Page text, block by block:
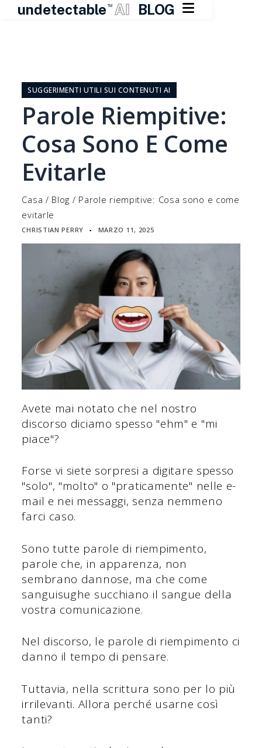
undetectable TM AI BLOG 
contenutoSUGGERIMENTI UTILI SUI CONTENUTI AI
Parole Riempitive:
Cosa Sono E Come
Evitarle
Casa / Blog / Parole riempitive: Cosa sono e come
evitarle
CHRISTIAN PERRY ▪ MARZO 11, 2025
Avete mai notato che nel nostro
discorso diciamo spesso "ehm" e "mi
piace"?
Forse vi siete sorpresi a digitare spesso
"solo", "molto" o "praticamente" nelle e-
mail e nei messaggi, senza nemmeno
farci caso.
Sono tutte parole di riempimento,
parole che, in apparenza, non
sembrano dannose, ma che come
sanguisughe succhiano il sangue della
vostra comunicazione.
Nel discorso, le parole di riempimento ci
danno il tempo di pensare.
Tuttavia, nella scrittura sono per lo più
irrilevanti. Allora perché usarne così
tanti?